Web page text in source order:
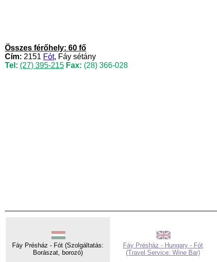
Összes férőhely: 60 fő
Cím: 2151 Fót, Fáy sétány
Tel: (27) 395-215 Fax: (28) 366-028
Fáy Présház - Fót (Szolgáltatás:
Borászat, borozó)
Fáy Présház - Hungary - Fót
(Travel Service: Wine Bar)